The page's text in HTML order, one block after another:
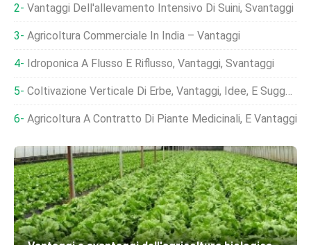
Vantaggi Dell'allevamento Intensivo Di Suini, Svantaggi
Agricoltura Commerciale In India – Vantaggi
Idroponica A Flusso E Riflusso, Vantaggi, Svantaggi
Coltivazione Verticale Di Erbe, Vantaggi, Idee, E Suggerimenti
Agricoltura A Contratto Di Piante Medicinali, E Vantaggi